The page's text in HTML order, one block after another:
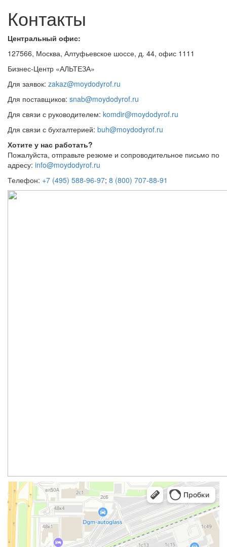
Контакты
Центральный офис:
127566, Москва, Алтуфьевское шоссе, д. 44, офис 1111
Бизнес-Центр «АЛЬТЕЗА»
Для заявок: zakaz@moydodyrof.ru
Для поставщиков: snab@moydodyrof.ru
Для связи с руководителем: komdir@moydodyrof.ru
Для связи с бухгалтерией: buh@moydodyrof.ru
Хотите у нас работать?
Пожалуйста, отправьте резюме и сопроводительное письмо по
адресу: info@moydodyrof.ru
Телефон: +7 (495) 588-96-97; 8 (800) 707-88-91